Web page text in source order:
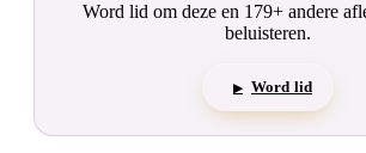
Word lid om deze en 179+ andere
beluisteren.
▶ Word lid